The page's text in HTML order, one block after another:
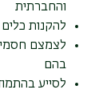
והחברתית
להקנות
לצמצם
בהם
לסייע